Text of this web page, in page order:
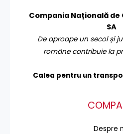
Compania Națională de
SA
De aproape un secol și
române contribuie la
Calea pentru un
Despre